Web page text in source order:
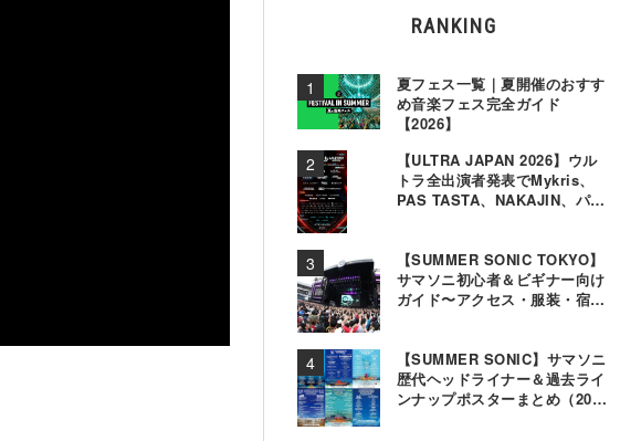
RANKING
夏フェス一覧｜夏開催のおすす
め音楽フェス完全ガイド
【2026】
【ULTRA JAPAN 2026】ウル
トラ全出演者発表でMykris、
PAS TASTA、NAKAJIN、パソ
【SUMMER SONIC TOKYO】
サマソニ初心者＆ビギナー向け
ガイド〜アクセス・服装・宿泊
【SUMMER SONIC】サマソニ
歴代ヘッドライナー＆過去ライ
ンナップポスターまとめ（2000